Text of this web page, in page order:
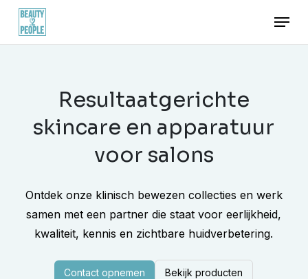
Skip
main
Menu
Resultaatgerichte
skincare en apparatuur
voor salons
Ontdek onze klinisch bewezen collecties en werk
samen met een partner die staat voor eerlijkheid,
kwaliteit, kennis en zichtbare huidverbetering.
Contact opnemen Bekijk producten